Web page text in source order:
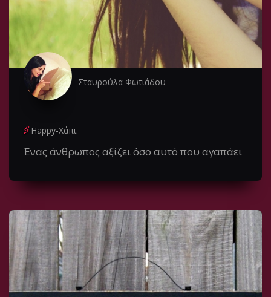
Σταυρούλα Φωτιάδου
Happy-Χάπι
Ένας άνθρωπος αξίζει όσο αυτό που αγαπάει